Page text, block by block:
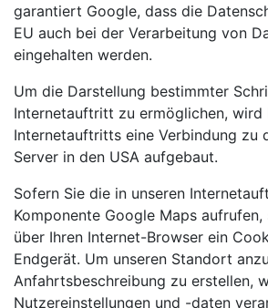
garantiert Google, dass die
EU auch bei der Verarbeitung von
eingehalten werden.
Um die Darstellung bestimmter
Internetauftritt zu ermöglichen, wird
Internetauftritts eine Verbindung zu
Server in den USA aufgebaut.
Sofern Sie die in unseren
Komponente Google Maps
über Ihren Internet-Browser ein
Endgerät. Um unseren Standort
Anfahrtsbeschreibung zu erstellen,
Nutzereinstellungen und -daten